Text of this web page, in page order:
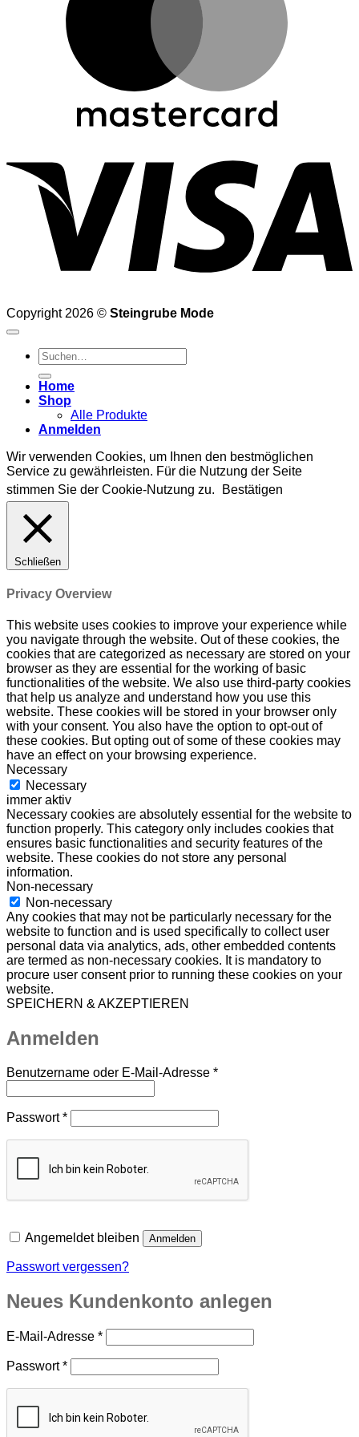
Copyright 2026 © Steingrube Mode
Suchen
nach:
Home
Shop
Alle Produkte
Anmelden
Wir verwenden Cookies, um Ihnen den bestmöglichen
Service zu gewährleisten. Für die Nutzung der Seite
stimmen Sie der Cookie-Nutzung zu.
Bestätigen
Schließen
Privacy Overview
This website uses cookies to improve your experience while
you navigate through the website. Out of these cookies, the
cookies that are categorized as necessary are stored on your
browser as they are essential for the working of basic
functionalities of the website. We also use third-party cookies
that help us analyze and understand how you use this
website. These cookies will be stored in your browser only
with your consent. You also have the option to opt-out of
these cookies. But opting out of some of these cookies may
have an effect on your browsing experience.
Necessary
Necessary
immer aktiv
Necessary cookies are absolutely essential for the website to
function properly. This category only includes cookies that
ensures basic functionalities and security features of the
website. These cookies do not store any personal
information.
Non-necessary
Non-necessary
Any cookies that may not be particularly necessary for the
website to function and is used specifically to collect user
personal data via analytics, ads, other embedded contents
are termed as non-necessary cookies. It is mandatory to
procure user consent prior to running these cookies on your
website.
SPEICHERN & AKZEPTIEREN
Anmelden
Benutzername oder E-Mail-Adresse *Erforderlich
Passwort*Erforderlich
Angemeldet bleiben Anmelden
Passwort vergessen?
Neues Kundenkonto anlegen
E-Mail-Adresse *Erforderlich
Passwort*Erforderlich